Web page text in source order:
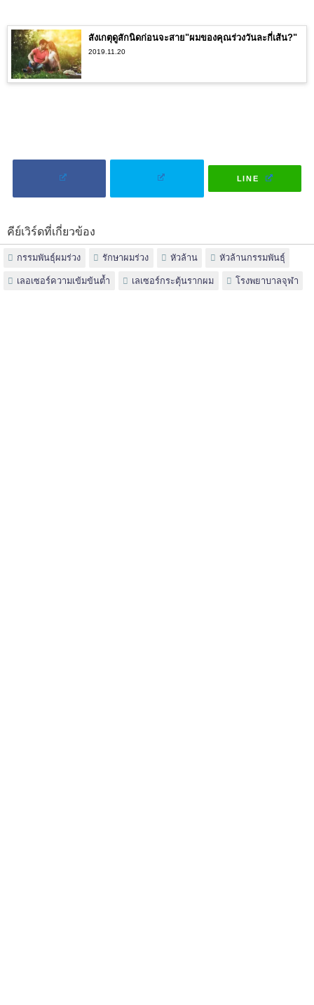
สังเกตุดูสักนิดก่อนจะสาย"ผมของคุณร่วงวันละกี่เส้น?"
2019.11.20
LINE
คีย์เวิร์ดที่เกี่ยวข้อง
กรรมพันธุ์ผมร่วง รักษาผมร่วง หัวล้าน หัวล้านกรรมพันธุ์
เลอเซอร์ความเข้มข้นต้ำ เลเซอร์กระตุ้นรากผม โรงพยาบาลจุฬา